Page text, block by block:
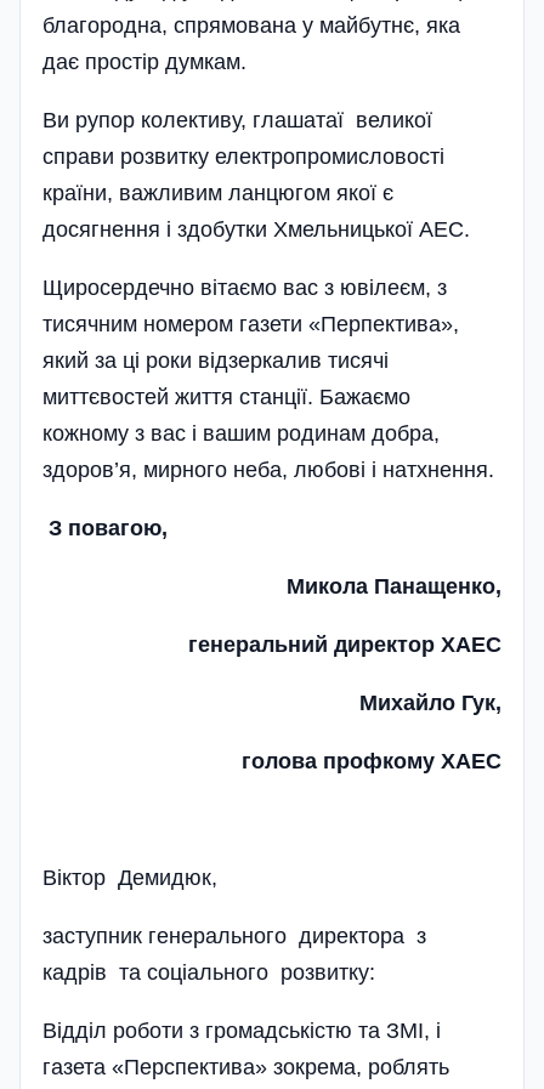
благородна, спрямована у майбутнє, яка
дає простір думкам.
Ви рупор колективу, глашатаї великої
справи розвитку електропромисловості
країни, важливим ланцюгом якої є
досягнення і здобутки Хмельницької АЕС.
Щиросердечно вітаємо вас з юві­леєм, з
тисячним номером газети «Перпектива»,
який за ці роки відзеркалив тисячі
миттєвостей життя станції. Бажаємо
кожному з вас і вашим родинам добра,
здоров’я, мирного неба, любові і натхнення.
З повагою,
Микола Панащенко,
генеральний директор ХАЕС
Михайло Гук,
голова профкому ХАЕС
Віктор Демидюк,
заступник генерального директора­ з
кадрів та соці­ального розвитку:
Відділ роботи з громад­ськістю та ЗМІ, і
газета «Перспе­ктива» зокрема, роб­лять